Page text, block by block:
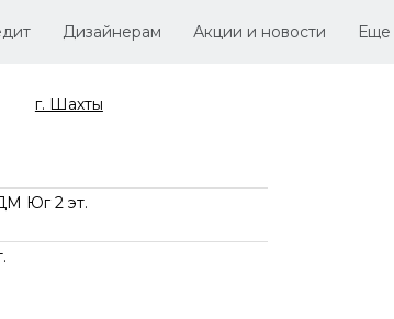
Дизайнерам Акции и новости Еще
г. Шахты
Юг 2 эт.